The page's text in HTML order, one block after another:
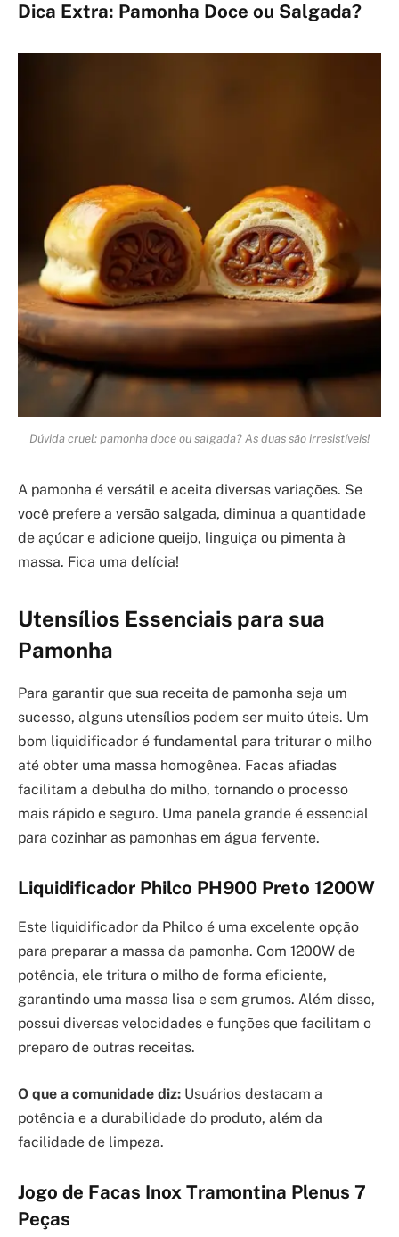
Dica Extra: Pamonha Doce ou Salgada?
Dúvida cruel: pamonha doce ou salgada? As duas são irresistíveis!
A pamonha é versátil e aceita diversas variações. Se
você prefere a versão salgada, diminua a quantidade
de açúcar e adicione queijo, linguiça ou pimenta à
massa. Fica uma delícia!
Utensílios Essenciais para sua
Pamonha
Para garantir que sua receita de pamonha seja um
sucesso, alguns utensílios podem ser muito úteis. Um
bom liquidificador é fundamental para triturar o milho
até obter uma massa homogênea. Facas afiadas
facilitam a debulha do milho, tornando o processo
mais rápido e seguro. Uma panela grande é essencial
para cozinhar as pamonhas em água fervente.
Liquidificador Philco PH900 Preto 1200W
Este liquidificador da Philco é uma excelente opção
para preparar a massa da pamonha. Com 1200W de
potência, ele tritura o milho de forma eficiente,
garantindo uma massa lisa e sem grumos. Além disso,
possui diversas velocidades e funções que facilitam o
preparo de outras receitas.
O que a comunidade diz: Usuários destacam a
potência e a durabilidade do produto, além da
facilidade de limpeza.
Jogo de Facas Inox Tramontina Plenus 7
Peças